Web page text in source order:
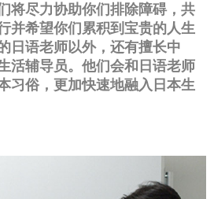
将尽力协助你们排除障碍，共
并希望你们累积到宝贵的人生
日语老师以外，还有擅长中
活辅导员。他们会和日语老师
习俗，更加快速地融入日本生